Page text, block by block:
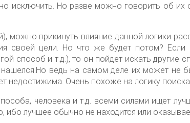
исключить. Но разве можно говорить об их
можно прикинуть влияние данной логики
своей цели. Но что же будет потом? Если
способ и т.д.), то он пойдет искать другие
ведь на самом деле их может не
недостижима. Очень похоже на логику
человека и т.д. всеми силами ищет
ибо лучшее обычно не находится или